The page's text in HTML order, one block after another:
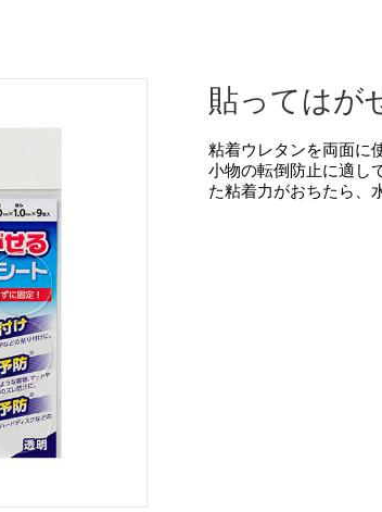
貼ってはが
粘着ウレタンを両面に
小物の転倒防止に適し
た粘着力がおちたら、